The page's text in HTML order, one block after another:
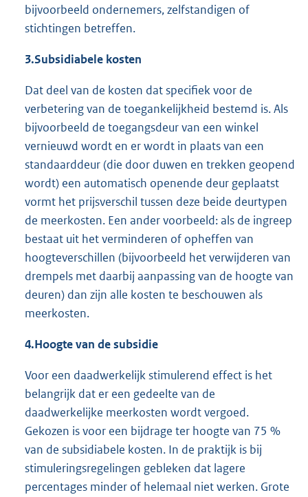
bijvoorbeeld ondernemers, zelfstandigen of
stichtingen betreffen.
3.Subsidiabele kosten
Dat deel van de kosten dat specifiek voor de
verbetering van de toegankelijkheid bestemd is. Als
bijvoorbeeld de toegangsdeur van een winkel
vernieuwd wordt en er wordt in plaats van een
standaarddeur (die door duwen en trekken geopend
wordt) een automatisch openende deur geplaatst
vormt het prijsverschil tussen deze beide deurtypen
de meerkosten. Een ander voorbeeld: als de ingreep
bestaat uit het verminderen of opheffen van
hoogteverschillen (bijvoorbeeld het verwijderen van
drempels met daarbij aanpassing van de hoogte van
deuren) dan zijn alle kosten te beschouwen als
meerkosten.
4.Hoogte van de subsidie
Voor een daadwerkelijk stimulerend effect is het
belangrijk dat er een gedeelte van de
daadwerkelijke meerkosten wordt vergoed.
Gekozen is voor een bijdrage ter hoogte van 75 %
van de subsidiabele kosten. In de praktijk is bij
stimuleringsregelingen gebleken dat lagere
percentages minder of helemaal niet werken. Grote